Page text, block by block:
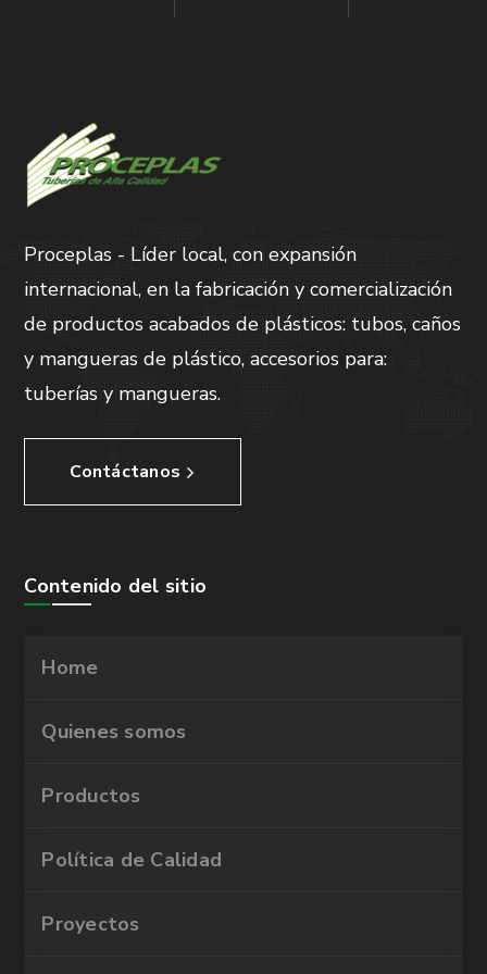
Proceplas - Líder local, con expansión
internacional, en la fabricación y comercialización
de productos acabados de plásticos: tubos, caños
y mangueras de plástico, accesorios para:
tuberías y mangueras.
Contáctanos
Contenido del sitio
Home
Quienes somos
Productos
Política de Calidad
Proyectos